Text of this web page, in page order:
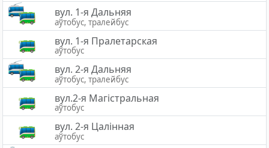
вул. 1-я Дальняя
аўтобус, тралейбус
вул. 1-я Пралетарская
аўтобус
вул. 2-я Дальняя
аўтобус, тралейбус
вул.2-я Магістральная
аўтобус
вул. 2-я Цалінная
аўтобус